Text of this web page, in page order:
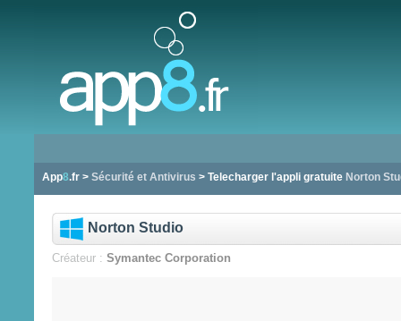
App8.fr > Sécurité et Antivirus > Telecharger l'appli gratuite Norton
Norton Studio
Créateur : Symantec Corporation